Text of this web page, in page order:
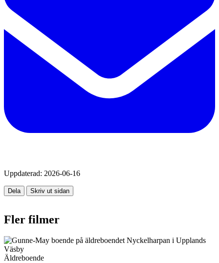
Uppdaterad: 2026-06-16
Dela Skriv ut sidan
Fler filmer
Äldreboende